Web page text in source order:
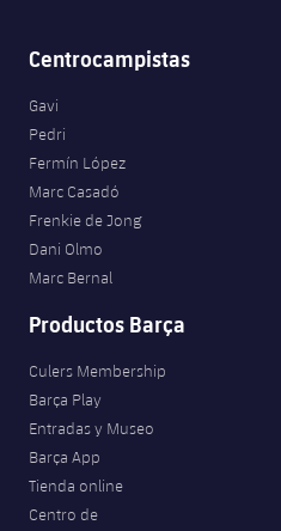
Centrocampistas
Gavi
Pedri
Fermín López
Marc Casadó
Frenkie de Jong
Dani Olmo
Marc Bernal
Productos Barça
Culers Membership
Barça Play
Entradas y Museo
Barça App
Tienda online
Centro de